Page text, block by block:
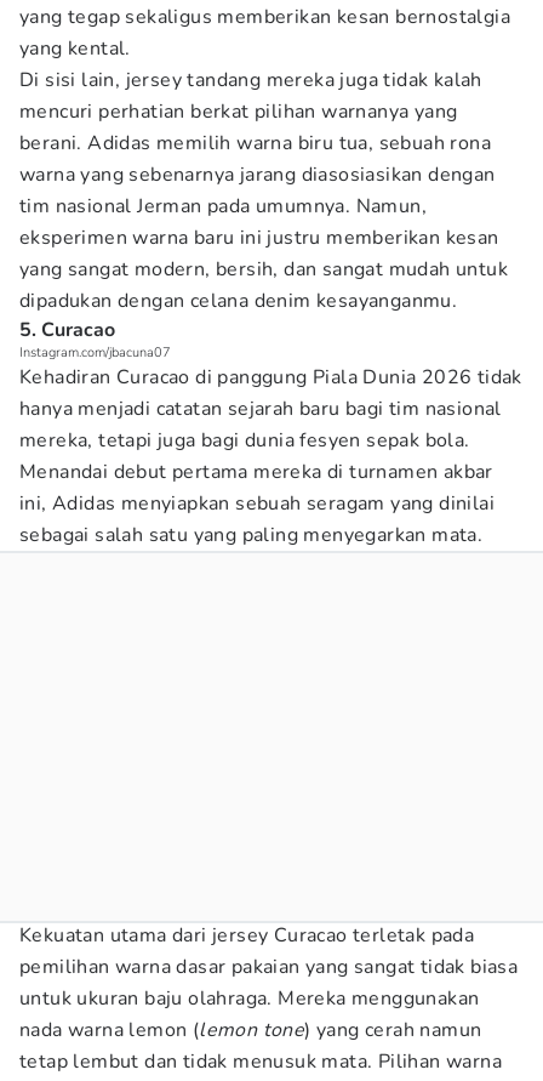
yang tegap sekaligus memberikan kesan bernostalgia
yang kental.
Di sisi lain, jersey tandang mereka juga tidak kalah
mencuri perhatian berkat pilihan warnanya yang
berani. Adidas memilih warna biru tua, sebuah rona
warna yang sebenarnya jarang diasosiasikan dengan
tim nasional Jerman pada umumnya. Namun,
eksperimen warna baru ini justru memberikan kesan
yang sangat modern, bersih, dan sangat mudah untuk
dipadukan dengan celana denim kesayanganmu.
5. Curacao
Instagram.com/jbacuna07
Kehadiran Curacao di panggung Piala Dunia 2026 tidak
hanya menjadi catatan sejarah baru bagi tim nasional
mereka, tetapi juga bagi dunia fesyen sepak bola.
Menandai debut pertama mereka di turnamen akbar
ini, Adidas menyiapkan sebuah seragam yang dinilai
sebagai salah satu yang paling menyegarkan mata.
Kekuatan utama dari jersey Curacao terletak pada
pemilihan warna dasar pakaian yang sangat tidak biasa
untuk ukuran baju olahraga. Mereka menggunakan
nada warna lemon (lemon tone) yang cerah namun
tetap lembut dan tidak menusuk mata. Pilihan warna